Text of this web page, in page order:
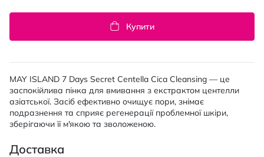
Купити
MAY ISLAND 7 Days Secret Centella Cica Cleansing — це
заспокійлива пінка для вмивання з екстрактом центелли
азіатської. Засіб ефективно очищує пори, знімає
подразнення та сприяє регенерації проблемної шкіри,
зберігаючи її м'якою та зволоженою.
Доставка